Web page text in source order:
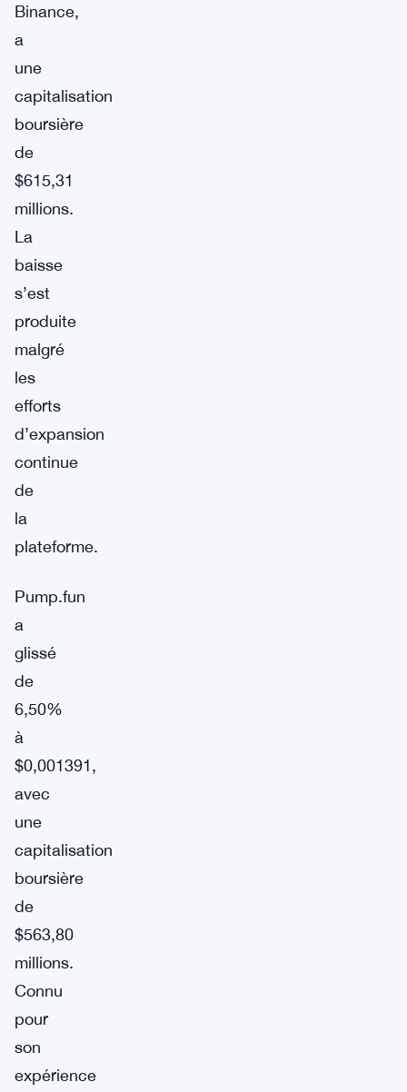
Binance,
a
une
capitalisation
boursière
de
$615,31
millions.
La
baisse
s’est
produite
malgré
les
efforts
d’expansion
continue
de
la
plateforme.
Pump.fun
a
glissé
de
6,50%
à
$0,001391,
avec
une
capitalisation
boursière
de
$563,80
millions.
Connu
pour
son
expérience